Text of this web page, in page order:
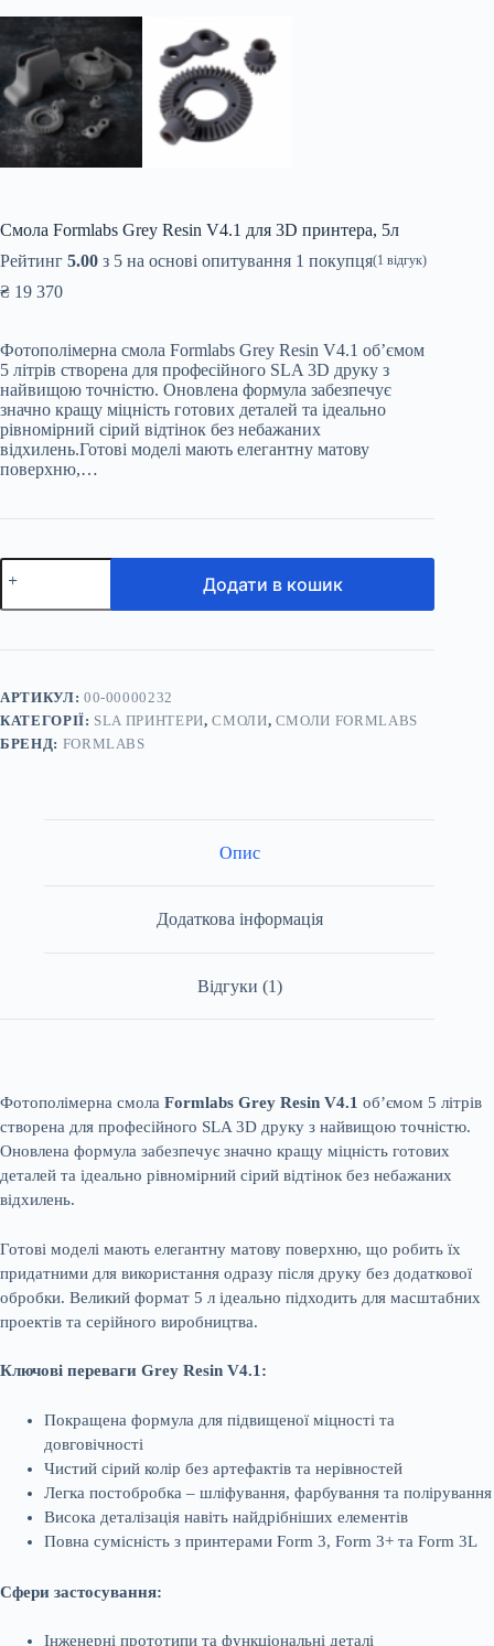
Смола Formlabs Grey Resin V4.1 для 3D принтера, 5л
Рейтинг 5.00 з 5 на основі опитування 1 покупця(1 відгук)
₴ 19 370
Фотополімерна смола Formlabs Grey Resin V4.1 об’ємом
5 літрів створена для професійного SLA 3D друку з
найвищою точністю. Оновлена формула забезпечує
значно кращу міцність готових деталей та ідеально
рівномірний сірий відтінок без небажаних
відхилень.Готові моделі мають елегантну матову
поверхню,…
Смола
Formlabs
принтера,
5л
Додати в кошик
АРТИКУЛ: 00-00000232
КАТЕГОРІЇ: SLA ПРИНТЕРИ,СМОЛИ, СМОЛИ FORMLABS
БРЕНД: FORMLABS
Опис
Додаткова інформація
Відгуки (1)
Фотополімерна смола Formlabs Grey Resin V4.1 об’ємом 5 літрів
створена для професійного SLA 3D друку з найвищою точністю.
Оновлена формула забезпечує значно кращу міцність готових
деталей та ідеально рівномірний сірий відтінок без небажаних
відхилень.
Готові моделі мають елегантну матову поверхню, що робить їх
придатними для використання одразу після друку без додаткової
обробки. Великий формат 5 л ідеально підходить для масштабних
проектів та серійного виробництва.
Ключові переваги Grey Resin V4.1:
Покращена формула для підвищеної міцності та
довговічності
Чистий сірий колір без артефактів та нерівностей
Легка постобробка – шліфування, фарбування та полірування
Висока деталізація навіть найдрібніших елементів
Повна сумісність з принтерами Form 3, Form 3+ та Form 3L
Сфери застосування:
Інженерні прототипи та функціональні деталі